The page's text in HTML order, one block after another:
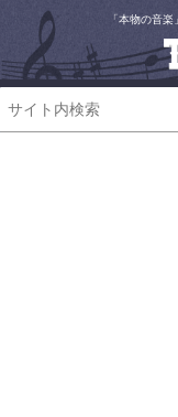
「本物の音